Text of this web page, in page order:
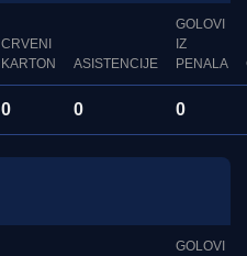
CRVENI
KARTON
ASISTENCIJE
GOLOVI
IZ
PENALA
0 0 0
GOLOVI